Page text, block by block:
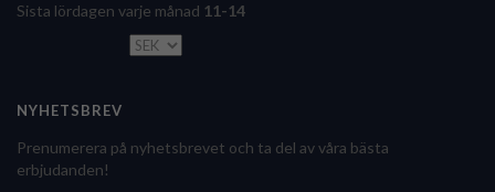
Sista lördagen varje månad 11-14
NYHETSBREV
Prenumerera på nyhetsbrevet och ta del av våra bästa
erbjudanden!